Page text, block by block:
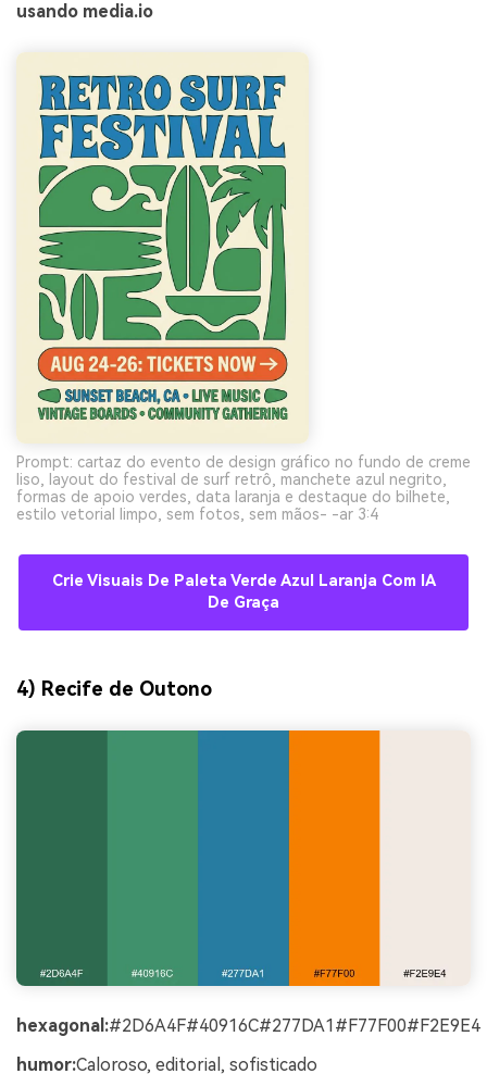
usando media.io
Prompt: cartaz do evento de design gráfico no fundo de creme
liso, layout do festival de surf retrô, manchete azul negrito,
formas de apoio verdes, data laranja e destaque do bilhete,
estilo vetorial limpo, sem fotos, sem mãos- -ar 3:4
Crie Visuais De Paleta Verde Azul Laranja Com IA
De Graça
4) Recife de Outono
hexagonal:#2D6A4F#40916C#277DA1#F77F00#F2E9E4
humor:Caloroso, editorial, sofisticado